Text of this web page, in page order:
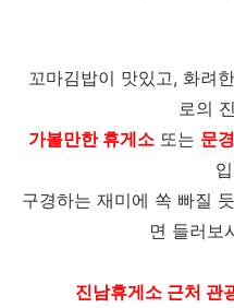
꼬마김밥이 맛있고, 화려
로의
가볼만한 휴게소또는 문
구경하는 재미에 쏙 빠질
면 들러보
진남휴게소 근처 관